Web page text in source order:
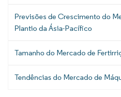
Previsões de Crescimento do
Plantio da Ásia-Pacífico
Tamanho do Mercado de
Tendências do Mercado de